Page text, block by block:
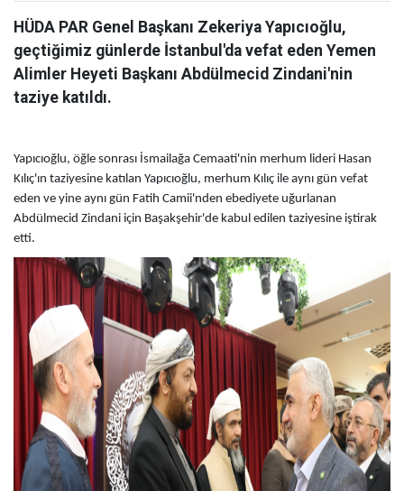
​​​​​​​HÜDA PAR Genel Başkanı Zekeriya Yapıcıoğlu,
geçtiğimiz günlerde İstanbul'da vefat eden Yemen
Alimler Heyeti Başkanı Abdülmecid Zindani'nin
taziye katıldı.
Yapıcıoğlu, öğle sonrası İsmailağa Cemaati'nin merhum lideri Hasan
Kılıç'ın taziyesine katılan Yapıcıoğlu, merhum Kılıç ile aynı gün vefat
eden ve yine aynı gün Fatih Camii'nden ebediyete uğurlanan
Abdülmecid Zindani için Başakşehir'de kabul edilen taziyesine iştirak
etti.